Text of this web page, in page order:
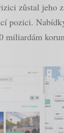
zůstal jeho
pozici.
miliardám